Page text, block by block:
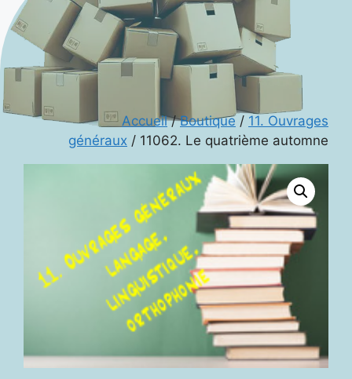
Accueil/Boutique / 11. Ouvrages
généraux / 11062. Le quatrième automne